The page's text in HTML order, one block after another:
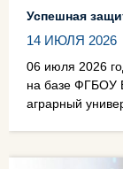
Успешная
14 ИЮЛЯ 2026
06 июля 2026
на базе ФГБОУ
аграрный